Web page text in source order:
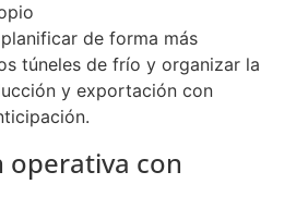
de forma más
túneles de frío y organizar la
y exportación con
operativa con